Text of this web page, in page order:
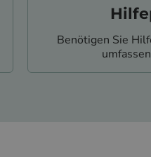
Benötigen Sie